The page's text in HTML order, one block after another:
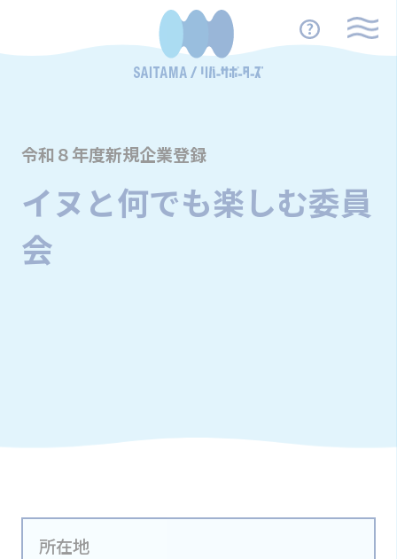
令和８年度新規企業登録
イヌと何でも楽しむ委員
会
所在地